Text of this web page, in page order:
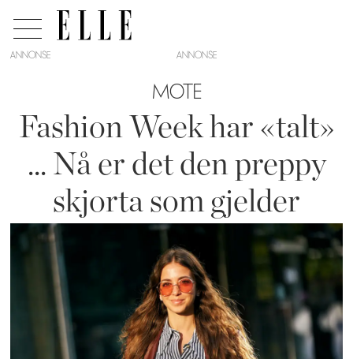
ANNONSE
MOTE
Fashion Week har «talt»
... Nå er det den preppy
skjorta som gjelder